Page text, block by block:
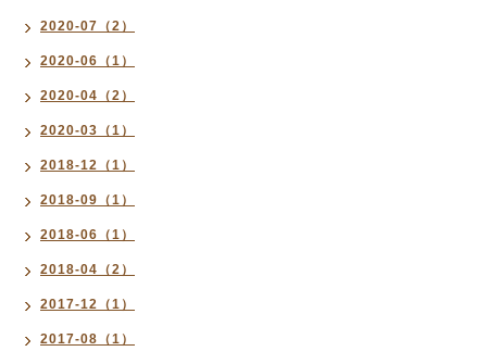
2020-07（2）
2020-06（1）
2020-04（2）
2020-03（1）
2018-12（1）
2018-09（1）
2018-06（1）
2018-04（2）
2017-12（1）
2017-08（1）